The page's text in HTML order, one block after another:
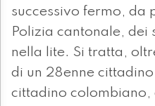
successivo fermo, da
Polizia cantonale, dei
nella lite. Si tratta,
di un 28enne
cittadino colombiano,